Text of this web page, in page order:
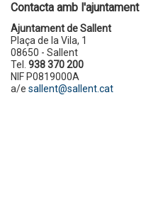
Contacta amb l'ajuntament
Ajuntament de Sallent
Plaça de la Vila, 1
08650 - Sallent
Tel. 938 370 200
NIF P0819000A
a/e sallent@sallent.cat